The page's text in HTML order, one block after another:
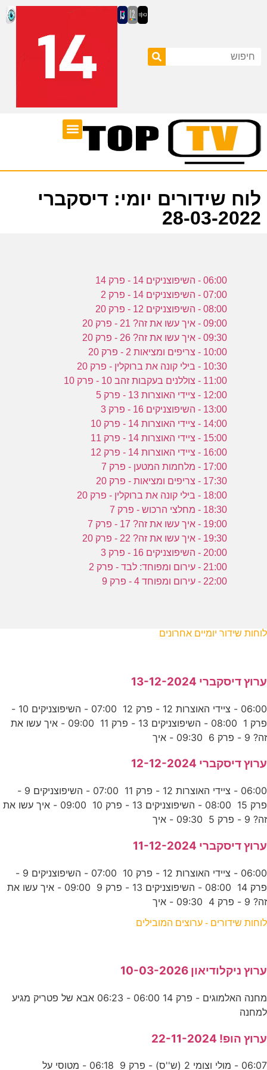
לוח שידורים יומי: דיסקברי
28-03-2022
06:00 - השיפוצניקים 14 - פרק 14
07:00 - השיפוצניקים 14 - פרק 2
08:00 - השיפוצניקים 12 - פרק 20
09:00 - איך עשו את זה? 21 - פרק 20
09:30 - איך עשו את זה? 26 - פרק 20
10:00 - צריפים ומציאות 2 - פרק 20
10:30 - בילי קונה את ברוקלין - פרק 20
11:00 - צוללנים בעקבות זהב 10 - פרק 10
12:00 - ציידי האוצרות 13 - פרק 5
13:00 - השיפוצניקים 16 - פרק 3
14:00 - ציידי האוצרות 14 - פרק 10
15:00 - ציידי האוצרות 14 - פרק 11
16:00 - ציידי האוצרות 14 - פרק 12
17:00 - מלחמות המטען - פרק 7
17:30 - צריפים ומציאות - פרק 20
18:00 - בילי קונה את ברוקלין - פרק 20
18:30 - מחלצי הרכוש - פרק 7
19:00 - איך עשו את זה? 17 - פרק 7
19:30 - איך עשו את זה? 22 - פרק 20
20:00 - השיפוצניקים 16 - פרק 3
21:00 - עירום ומפוחד: לבד - פרק 2
22:00 - עירום ומפוחד 4 - פרק 9
לוחות שידור יומיים אחרונים
ערוץ דיסקברי 13-12-2024
06:00 - ציידי האוצרות 12 - פרק 12 07:00 - השיפוצניקים 10 -
פרק 1 08:00 - השיפוצניקים 13 - פרק 11 09:00 - איך עשו את
זה? 9 - פרק 6 09:30 - איך
ערוץ דיסקברי 12-12-2024
06:00 - ציידי האוצרות 12 - פרק 11 07:00 - השיפוצניקים 9 -
פרק 15 08:00 - השיפוצניקים 13 - פרק 10 09:00 - איך עשו את
זה? 9 - פרק 5 09:30 - איך
ערוץ דיסקברי 11-12-2024
06:00 - ציידי האוצרות 12 - פרק 10 07:00 - השיפוצניקים 9 -
פרק 14 08:00 - השיפוצניקים 13 - פרק 9 09:00 - איך עשו את
זה? 9 - פרק 4 09:30 - איך
לוחות שידורים - ערוצים המובילים
ערוץ ניקלודיאון 10-03-2026
מחנה האלמוגים - פרק 14 06:00 - 06:23 אבא של פטריק מגיע
למחנה
ערוץ הופ! 22-11-2024
06:07 - מולי וצומי 2 (ש''ס) - פרק 9 06:18 - מטוסי על